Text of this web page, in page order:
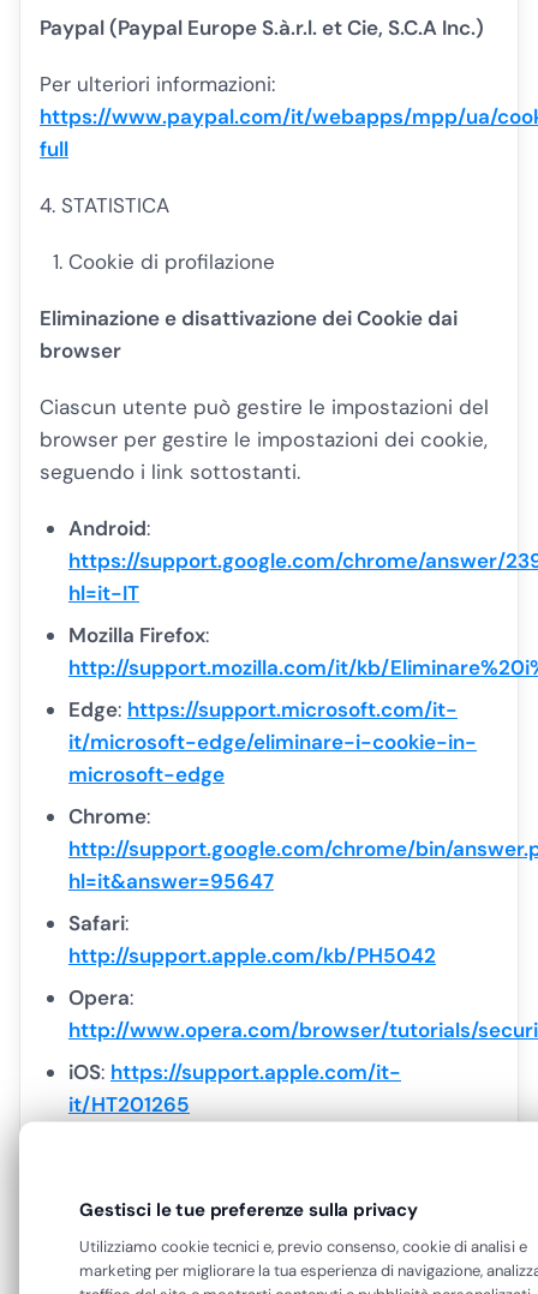
Paypal (Paypal Europe S.à.r.l. et Cie, S.C.A Inc.)
Per ulteriori informazioni:
https://www.paypal.com/it/webapps/mpp/ua/
full
4. STATISTICA
Cookie di profilazione
Eliminazione e disattivazione dei Cookie dai
browser
Ciascun utente può gestire le impostazioni del
browser per gestire le impostazioni dei cookie,
seguendo i link sottostanti.
Android:
https://support.google.com/chrome/answer/
hl=it-IT
Mozilla Firefox:
http://support.mozilla.com/it/kb/
Edge: https://support.microsoft.com/it-
it/microsoft-edge/eliminare-i-cookie-in-
microsoft-edge
Chrome:
http://support.google.com/chrome/bin/
hl=it&answer=95647
Safari:
http://support.apple.com/kb/PH5042
Opera:
http://www.opera.com/browser/tutorials/
iOS: https://support.apple.com/it-
it/HT201265
Gli interessati hanno diritto di esercitare le
facoltà previste agli artt. 7, 15-22 del
Regolamento.
Gestisci le tue preferenze sulla privacy
Utilizziamo cookie tecnici e, previo consenso, cookie di analisi e
marketing per migliorare la tua esperienza di navigazione,